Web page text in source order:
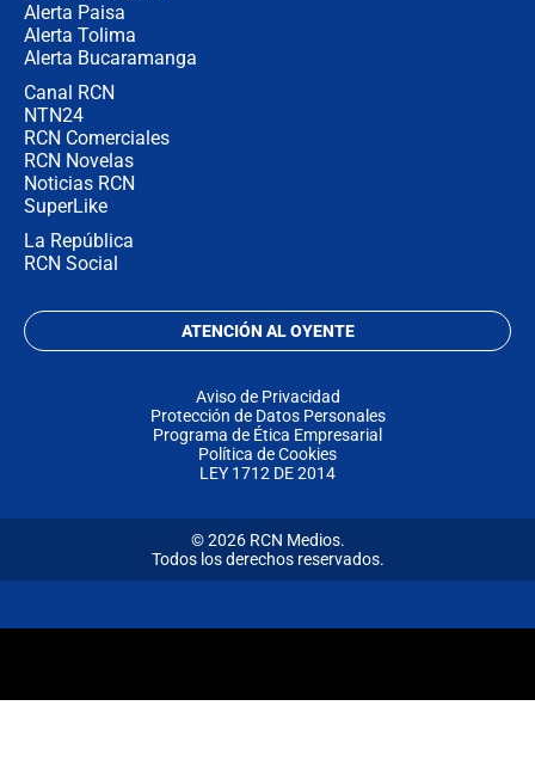
Alerta Paisa
Alerta Tolima
Alerta Bucaramanga
Canal RCN
NTN24
RCN Comerciales
RCN Novelas
Noticias RCN
SuperLike
La República
RCN Social
ATENCIÓN AL OYENTE
Aviso de Privacidad
Protección de Datos Personales
Programa de Ética Empresarial
Política de Cookies
LEY 1712 DE 2014
© 2026 RCN Medios.
Todos los derechos reservados.